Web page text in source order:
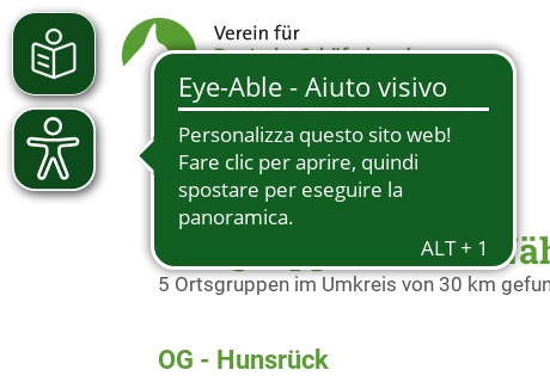
Ortsgruppen in der
5 Ortsgruppen im Umkreis von 30 km
OG - Hunsrück